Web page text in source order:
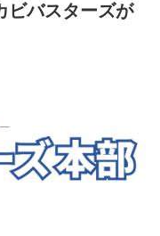
ビバスターズが